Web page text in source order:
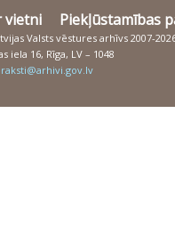
vietni Piekļūstamības
Valsts vēstures arhīvs 2007-
iela 16, Rīga, LV – 1048